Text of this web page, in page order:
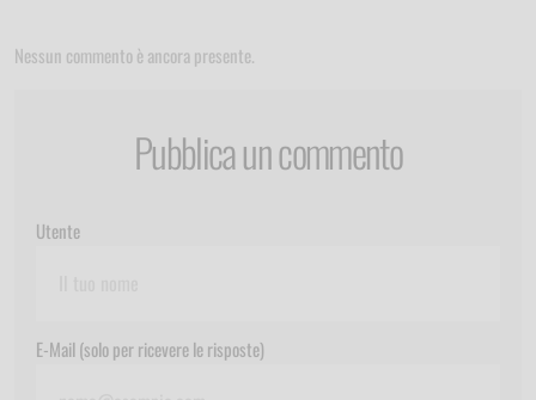
Nessun commento è ancora presente.
Pubblica un commento
Utente
E-Mail (solo per ricevere le risposte)